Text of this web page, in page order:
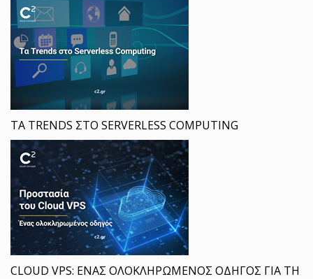
ΤΑ TRENDS ΣΤΟ SERVERLESS COMPUTING
CLOUD VPS: ΕΝΑΣ ΟΛΟΚΛΗΡΩΜΕΝΟΣ ΟΔΗΓΟΣ ΓΙΑ ΤΗ